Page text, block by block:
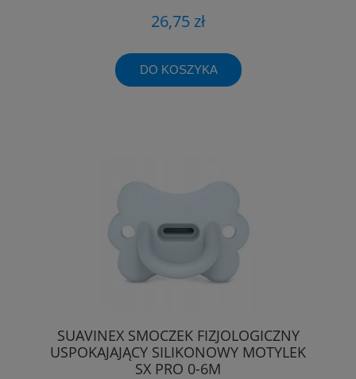
26,75 zł
DO KOSZYKA
SUAVINEX SMOCZEK FIZJOLOGICZNY
USPOKAJAJĄCY SILIKONOWY MOTYLEK
SX PRO 0-6M